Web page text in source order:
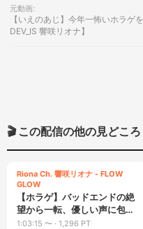
元動画:
【いえのあじ】今年一怖いホラゲ
DEV_IS 響咲リオナ】
🎬 この配信の他の見どころ
Riona Ch. 響咲リオナ - FLOW
GLOW
【ホラゲ】バッドエンドの絶
望から一転、優しい声に包ま
れる
1:03:15 〜 · 1,296 PT